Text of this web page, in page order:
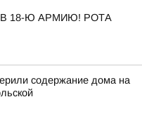
18-Ю АРМИЮ! РОТА
содержание дома на